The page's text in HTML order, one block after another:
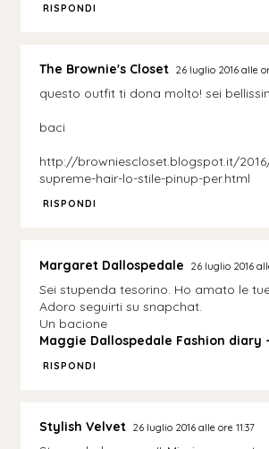
RISPONDI
The Brownie's Closet 26 luglio 2016 alle
questo outfit ti dona molto! sei
baci
http://browniescloset.blogspot.it/
supreme-hair-lo-stile-pinup-per.html
RISPONDI
Margaret Dallospedale 26 luglio 2016
Sei stupenda tesorino. Ho amato le
Adoro seguirti su snapchat.
Un bacione
Maggie Dallospedale Fashion diary
RISPONDI
Stylish Velvet 26 luglio 2016 alle ore 11:37